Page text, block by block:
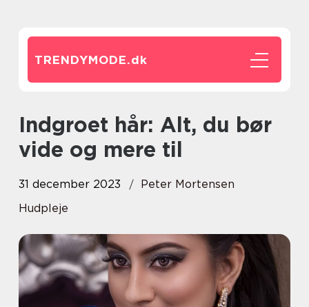
TRENDYMODE.dk
Indgroet hår: Alt, du bør
vide og mere til
31 december 2023
Peter Mortensen
Hudpleje